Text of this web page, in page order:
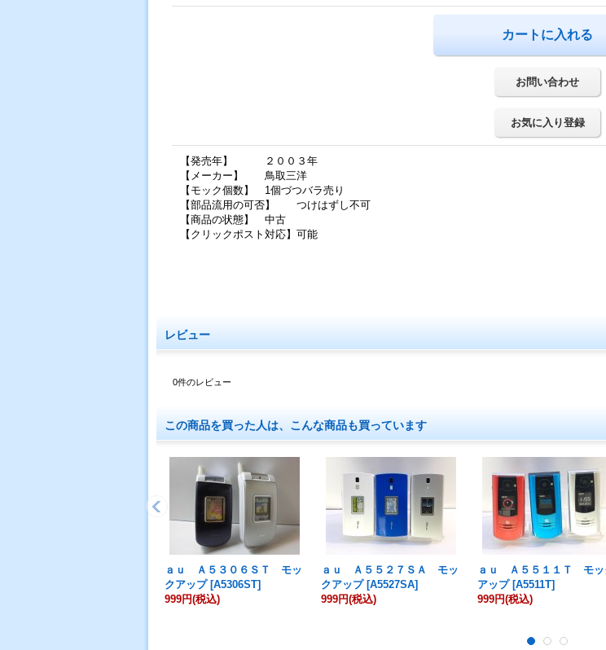
お問い合わせ
お気に入り登録
【発売年】 ２００３年
【メーカー】 鳥取三洋
【モック個数】 1個づつバラ売り
【部品流用の可否】 つけはずし不可
【商品の状態】 中古
【クリックポスト対応】可能
レビュー
0件のレビュー
この商品を買った人は、こんな商品も買っています
ａｕ Ａ５３０６ＳＴ モッ
クアップ [A5306ST]
999円(税込)
ａｕ Ａ５５２７ＳＡ モッ
クアップ [A5527SA]
999円(税込)
ａｕ Ａ５５１１Ｔ モッ
アップ [A5511T]
999円(税込)